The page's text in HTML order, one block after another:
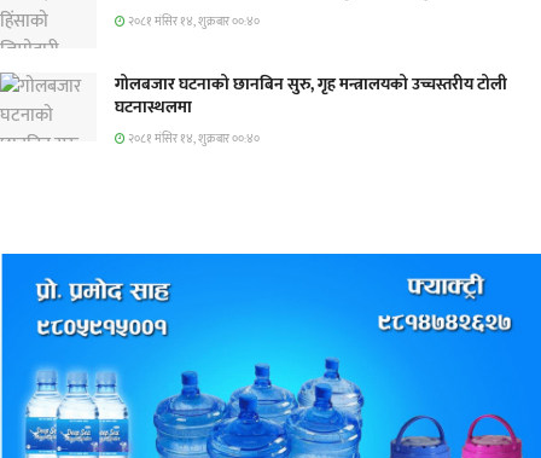
२०८१ मंसिर १४, शुक्रबार ००:४०
गोलबजार घटनाको छानबिन सुरु, गृह मन्त्रालयको उच्चस्तरीय टोली
घटनास्थलमा
२०८१ मंसिर १४, शुक्रबार ००:४०